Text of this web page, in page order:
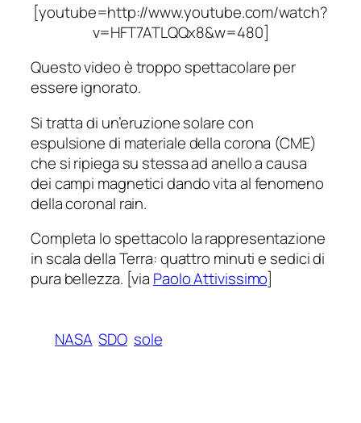
[youtube=http://www.youtube.com/watch?
v=HFT7ATLQQx8&w=480]
Questo video è troppo spettacolare per
essere ignorato.
Si tratta di un’eruzione solare con
espulsione di materiale della corona (CME)
che si ripiega su stessa ad anello a causa
dei campi magnetici dando vita al fenomeno
dellacoronal rain.
Completa lo spettacolo la rappresentazione
in scala della Terra: quattro minuti e sedici di
pura bellezza. [via Paolo Attivissimo]
NASA SDO sole